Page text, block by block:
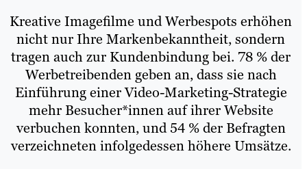
Kreative Imagefilme und Werbespots erhöhen
nicht nur Ihre Markenbekanntheit, sondern
tragen auch zur Kundenbindung bei. 78 % der
Werbetreibenden geben an, dass sie nach
Einführung einer Video-Marketing-Strategie
mehr Besucher*innen auf ihrer Website
verbuchen konnten, und 54 % der Befragten
verzeichneten infolgedessen höhere Umsätze.